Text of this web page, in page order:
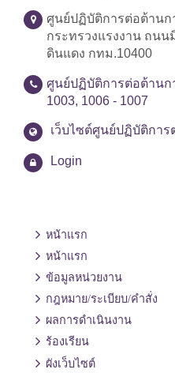
ศูนย์ปฏิบัติการต่อต้านก
กระทรวงแรงงาน ถนน
ดินแดง กทม.10400
ศูนย์ปฏิบัติการต่อต้านก
1003, 1006 - 1007
เว็บไซต์ศูนย์ปฏิบัติการ
Login
หน้าแรก
หน้าแรก
ข้อมูลหน่วยงาน
กฎหมาย/ระเบียบ/คำสั่ง
ผลการดำเนินงาน
ร้องเรียน
ผังเว็บไซต์